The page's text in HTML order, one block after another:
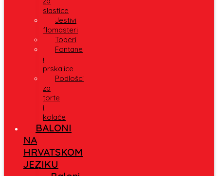
slastice
Jestivi
flomasteri
Toperi
Fontane
i
prskalice
Podlošci
za
torte
i
kolače
BALONI
NA
HRVATSKOM
JEZIKU